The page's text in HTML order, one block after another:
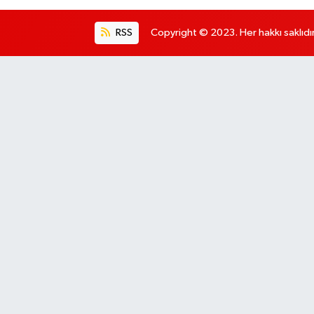
RSS Copyright © 2023. Her hakkı